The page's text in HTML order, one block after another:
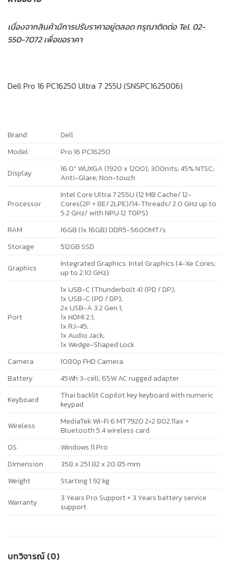
เนื่องจากสินค้ามีการปรับราคาอยู่ตลอด กรุณาติดต่อ Tel. 02-
550-7072 เพื่อขอราคา
Dell Pro 16 PC16250 Ultra 7 255U (SNSPC1625006)
Brand
Dell
Model
Pro 16 PC16250
Display
16.0″ WUXGA (1920 x 1200); 300nits; 45% NTSC;
Anti-Glare; Non-touch
Processor
Intel Core Ultra 7 255U (12 MB Cache/ 12-
Cores(2P + 8E/ 2LPE)/14-Threads/ 2.0 GHz up to
5.2 GHz/ with NPU 12 TOPS)
RAM
16GB (1x 16GB) DDR5-5600MT/s
Storage
512GB SSD
Graphics
Integrated Graphics: Intel Graphics (4-Xe Cores;
up to 2.10 GHz)
Port
1x USB-C (Thunderbolt 4) (PD / DP);
1x USB-C (PD / DP);
2x USB-A 3.2 Gen 1;
1x HDMI 2.1;
1x RJ-45;
1x Audio Jack;
1x Wedge-Shaped Lock
Camera
1080p FHD Camera
Battery
45Wh 3-cell; 65W AC rugged adapter
Keyboard
Thai backlit Copilot key keyboard with numeric
keypad
Wireless
MediaTek Wi-Fi 6 MT7920 2×2 802.11ax +
Bluetooth 5.4 wireless card
OS
Windows 11 Pro
Dimension
358 x 251.82 x 20.85 mm
Weight
Starting 1.92 kg
Warranty
3 Years Pro Support + 3 Years battery service
support
บทวิจารณ์ (0)